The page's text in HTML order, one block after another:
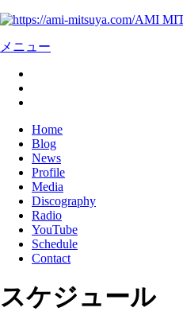
AMI
メニュー
Home
Blog
News
Profile
Media
Discography
Radio
YouTube
Schedule
Contact
スケジュール